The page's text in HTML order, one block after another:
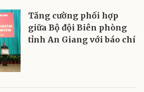
Tăng cường phối hợp
giữa Bộ đội Biên phòng
tỉnh An Giang với báo chí